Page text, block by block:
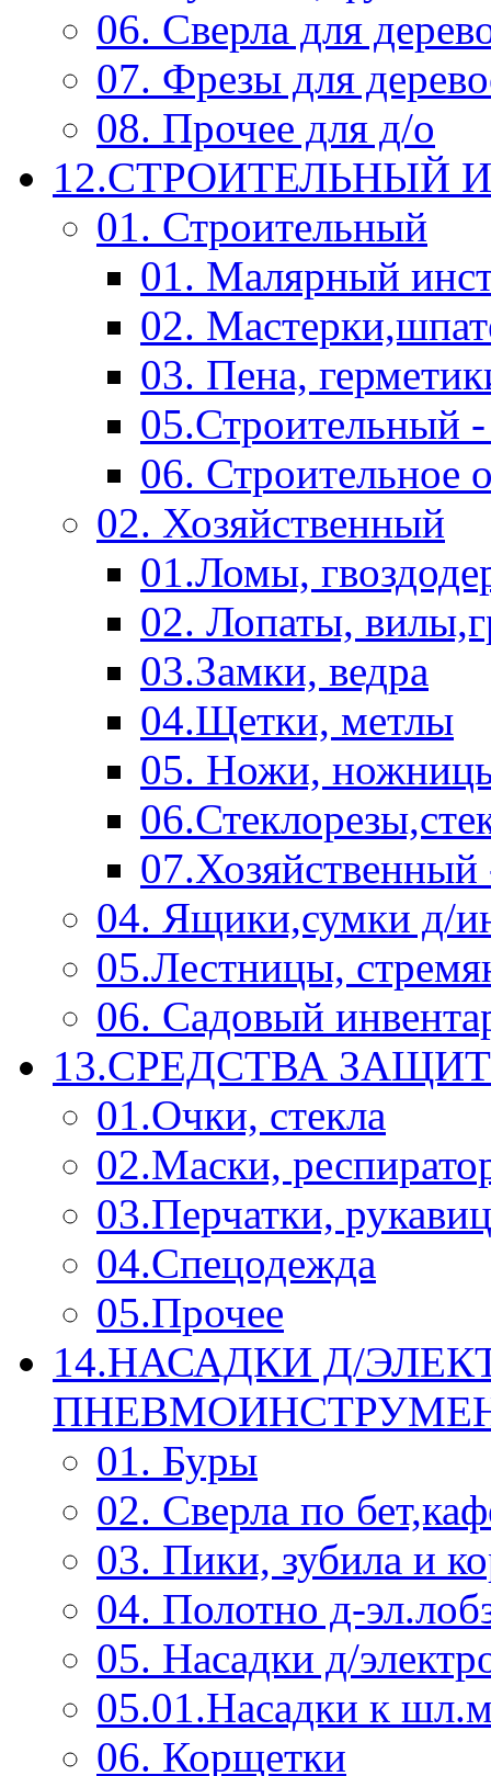
06. Сверла для
07. Фрезы для
08. Прочее для д/о
12.СТРОИТЕЛЬНЫЙ
01. Строительный
01. Малярный
02.
03. Пена,
05.Строительный
06. Строительное
02. Хозяйственный
01.Ломы,
02. Лопаты,
03.Замки, ведра
04.Щетки, метлы
05. Ножи,
07.Хозяйственный
04. Ящики,сумки д/
05.Лестницы,
06. Садовый
13.СРЕДСТВА
01.Очки, стекла
02.Маски,
03.Перчатки,
04.Спецодежда
05.Прочее
14.НАСАДКИ Д/
01. Буры
02. Сверла по
03. Пики, зубила и
04. Полотно д-
05. Насадки д/
05.01.Насадки к
06. Корщетки